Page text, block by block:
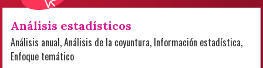
Análisis estadísticos
Análisis anual, Análisis de la coyuntura, Información estadística,
Enfoque temático